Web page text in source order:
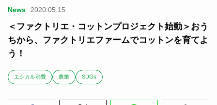
News 2020.05.15
＜ファクトリエ・コットンプロジェクト始動＞おう
ちから、ファクトリエファームでコットンを育てよ
う！
エシカル消費 農業 SDGs